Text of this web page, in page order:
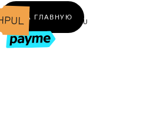
UZ RU
← НА ГЛАВНУЮ